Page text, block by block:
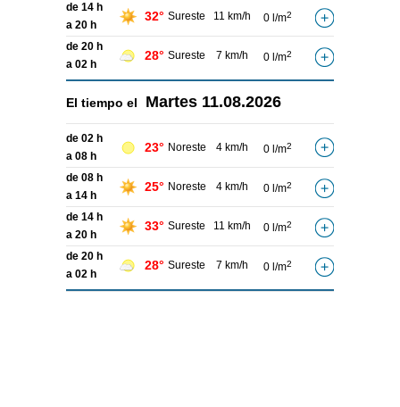
de 14 h
a 20 h
32° Sureste 11 km/h 0 l/m2
de 20 h
a 02 h
28° Sureste 7 km/h 0 l/m2
El tiempo el Martes 11.08.2026
de 02 h
a 08 h
23° Noreste 4 km/h 0 l/m2
de 08 h
a 14 h
25° Noreste 4 km/h 0 l/m2
de 14 h
a 20 h
33° Sureste 11 km/h 0 l/m2
de 20 h
a 02 h
28° Sureste 7 km/h 0 l/m2